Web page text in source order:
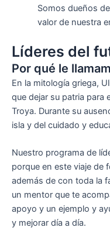
Somos dueños
valor de nuestra
Líderes del
Por qué le
En la mitología griega,
que dejar su patria para
Troya. Durante su
isla y del cuidado y
Nuestro programa de
porque en este viaje de
además de con toda la
un mentor que te
apoyo y un ejemplo y
y mejorar día a día.